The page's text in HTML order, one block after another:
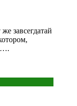
завсегдатай